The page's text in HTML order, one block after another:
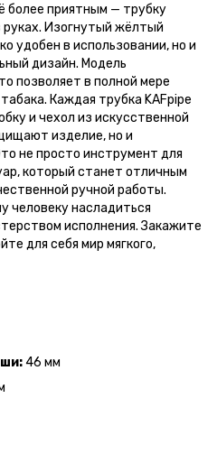
более приятным — трубку
Изогнутый жёлтый
удобен в использовании, но и
дизайн. Модель
позволяет в полной мере
Каждая трубка KAFpipe
и чехол из искусственной
изделие, но и
не просто инструмент для
который станет отличным
ручной работы.
человеку насладиться
исполнения. Закажите
для себя мир мягкого,
46 мм